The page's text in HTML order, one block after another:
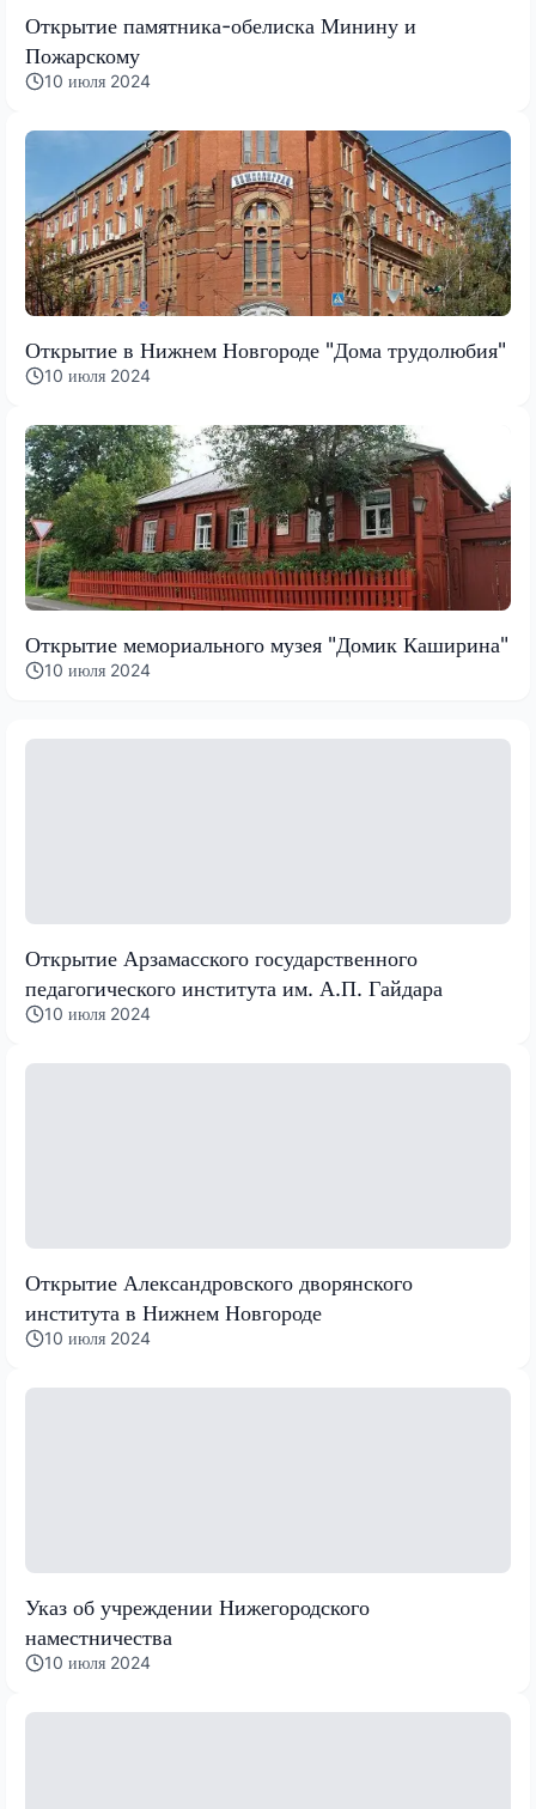
Открытие памятника-обелиска Минину и
Пожарскому
10 июля 2024
Открытие в Нижнем Новгороде "Дома трудолюбия"
10 июля 2024
Открытие мемориального музея "Домик Каширина"
10 июля 2024
Открытие Арзамасского государственного
педагогического института им. А.П. Гайдара
10 июля 2024
Открытие Александровского дворянского
института в Нижнем Новгороде
10 июля 2024
Указ об учреждении Нижегородского
наместничества
10 июля 2024